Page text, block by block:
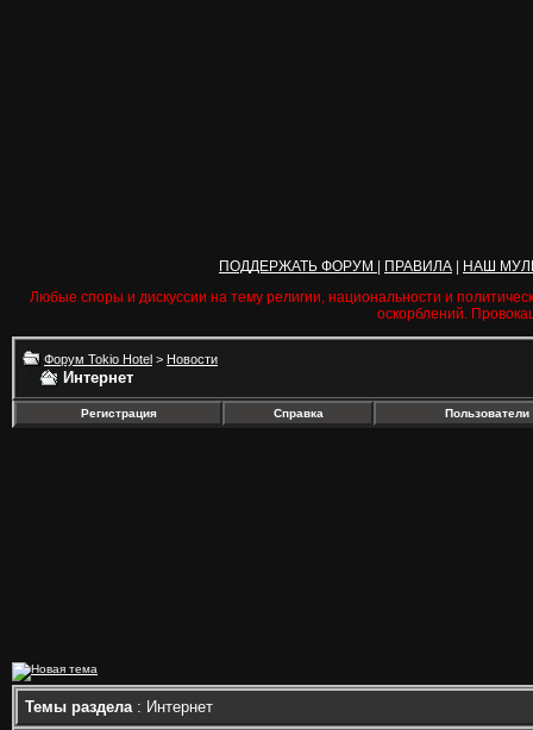
ПОДДЕРЖАТЬ ФОРУМ ПРАВИЛА
НАШ
Любые споры и дискуссии на тему религии, национальности и
оскорблений.
Форум Tokio Hotel > Новости
Интернет
Регистрация Справка Пользователи
Темы раздела: Интернет